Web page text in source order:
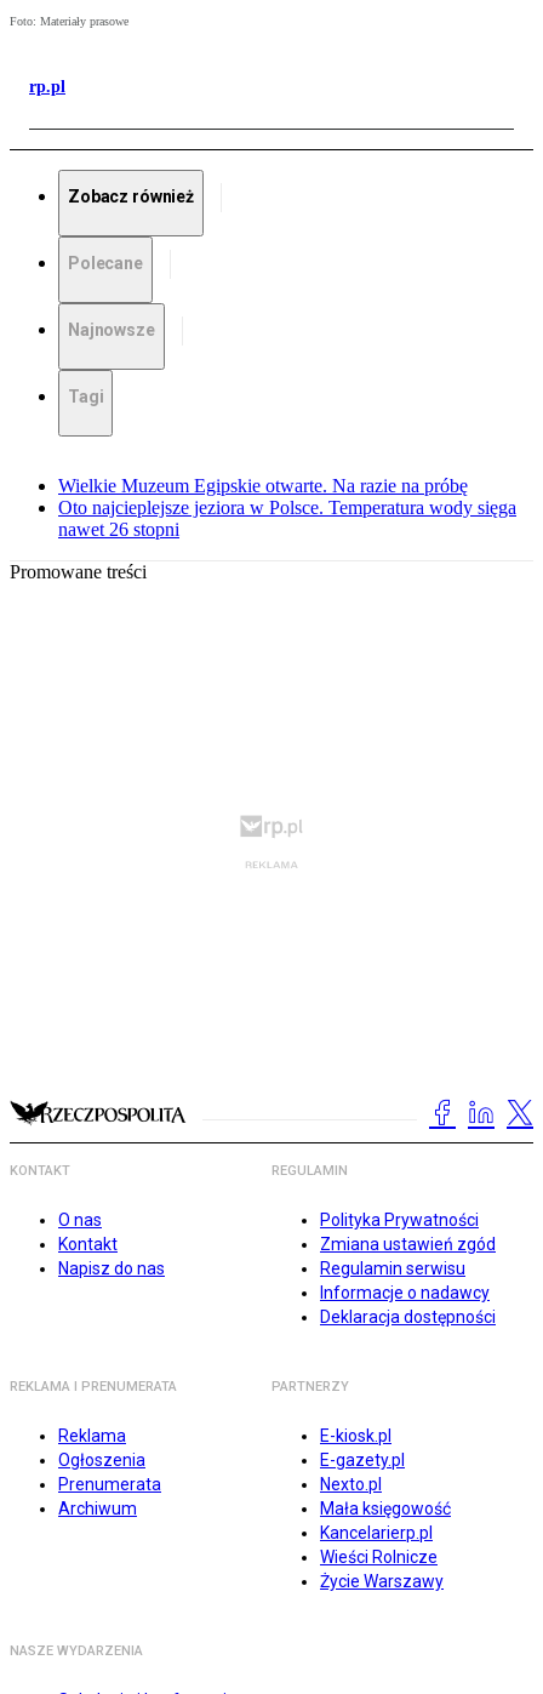
Foto: Materiały prasowe
rp.pl
Zobacz również
Polecane
Najnowsze
Tagi
Wielkie Muzeum Egipskie otwarte. Na razie na próbę
Oto najcieplejsze jeziora w Polsce. Temperatura wody sięga
nawet 26 stopni
Promowane treści
KONTAKT
O nas
Kontakt
Napisz do nas
REGULAMIN
Polityka Prywatności
Zmiana ustawień zgód
Regulamin serwisu
Informacje o nadawcy
Deklaracja dostępności
REKLAMA I PRENUMERATA
Reklama
Ogłoszenia
Prenumerata
Archiwum
PARTNERZY
E-kiosk.pl
E-gazety.pl
Nexto.pl
Mała księgowość
Kancelarierp.pl
Wieści Rolnicze
Życie Warszawy
NASZE WYDARZENIA